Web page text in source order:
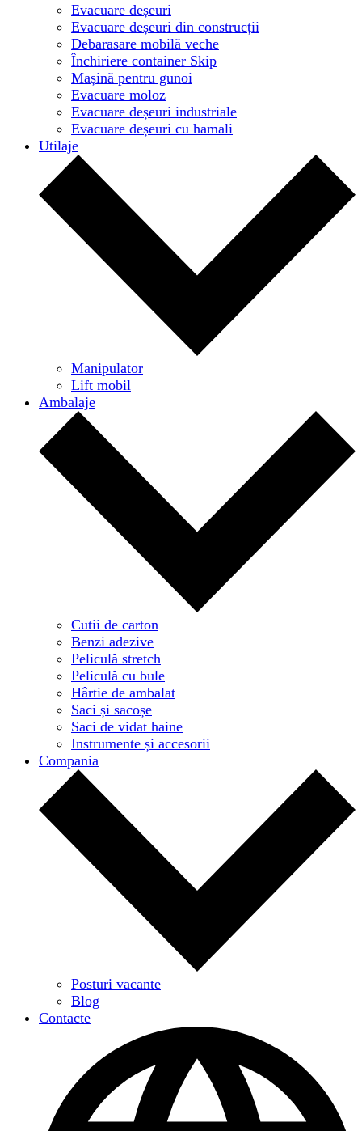
Evacuare deșeuri
Evacuare deșeuri din construcții
Debarasare mobilă veche
Închiriere container Skip
Mașină pentru gunoi
Evacuare moloz
Evacuare deșeuri industriale
Evacuare deșeuri cu hamali
Utilaje
Manipulator
Lift mobil
Ambalaje
Cutii de carton
Benzi adezive
Peliculă stretch
Peliculă cu bule
Hârtie de ambalat
Saci și sacoșe
Saci de vidat haine
Instrumente și accesorii
Compania
Posturi vacante
Blog
Contacte